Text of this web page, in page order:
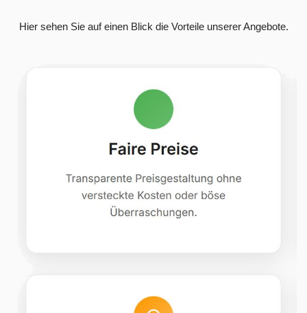
Hier sehen Sie auf einen Blick die Vorteile unserer Angebote.